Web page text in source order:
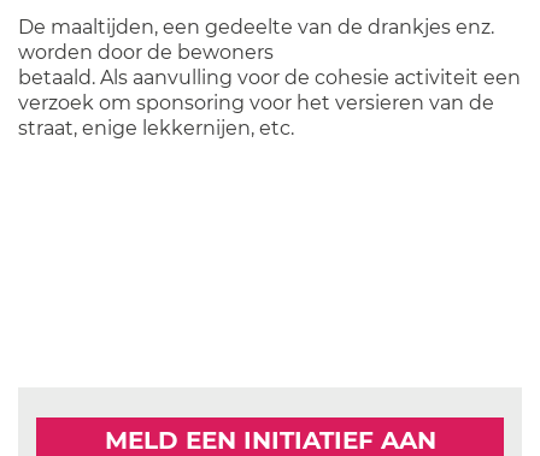
De maaltijden, een gedeelte van de drankjes enz.
worden door de bewoners
betaald. Als aanvulling voor de cohesie activiteit een
verzoek om sponsoring voor het versieren van de
straat, enige lekkernijen, etc.
MELD EEN INITIATIEF AAN